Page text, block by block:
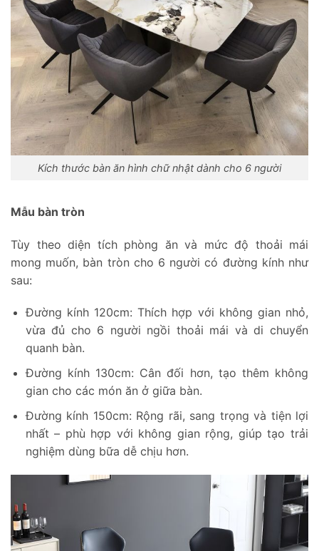
Kích thước bàn ăn hình chữ nhật dành cho 6 người
Mẫu bàn tròn
Tùy theo diện tích phòng ăn và mức độ thoải mái
mong muốn, bàn tròn cho 6 người có đường kính như
sau:
Đường kính 120cm: Thích hợp với không gian nhỏ,
vừa đủ cho 6 người ngồi thoải mái và di chuyển
quanh bàn.
Đường kính 130cm: Cân đối hơn, tạo thêm không
gian cho các món ăn ở giữa bàn.
Đường kính 150cm: Rộng rãi, sang trọng và tiện lợi
nhất – phù hợp với không gian rộng, giúp tạo trải
nghiệm dùng bữa dễ chịu hơn.